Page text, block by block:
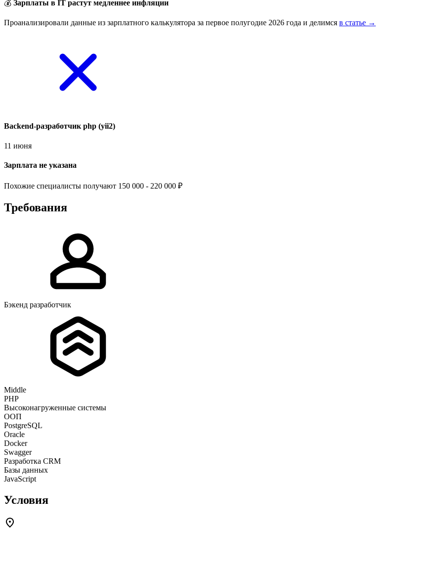
💰 Зарплаты в IT растут медленнее инфляции
Проанализировали данные из зарплатного калькулятора за первое полугодие 2026 года и делимся в статье →
Backend-разработчик php (yii2)
11 июня
Зарплата не указана
Похожие специалисты получают 150 000 - 220 000 ₽
Требования
Бэкенд разработчик
Middle
PHP
Высоконагруженные системы
ООП
PostgreSQL
Oracle
Docker
Swagger
Разработка CRM
Базы данных
JavaScript
Условия